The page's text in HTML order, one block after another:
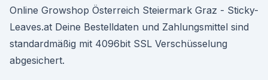
Online Growshop Österreich Steiermark Graz - Sticky-
Leaves.at Deine Bestelldaten und Zahlungsmittel sind
standardmäßig mit 4096bit SSL Verschüsselung
abgesichert.